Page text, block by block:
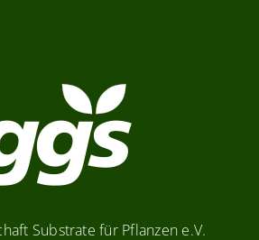
Substrate für Pflanzen e.V.